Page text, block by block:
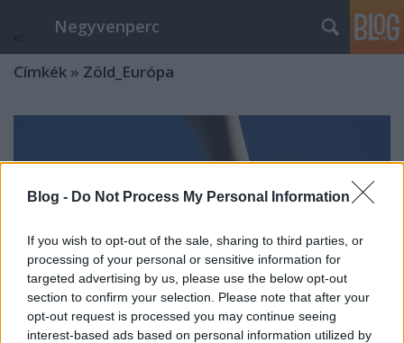
Blog - Do Not Process My Personal Information
If you wish to opt-out of the sale, sharing to third parties, or
processing of your personal or sensitive information for
targeted advertising by us, please use the below opt-out
section to confirm your selection. Please note that after your
opt-out request is processed you may continue seeing
interest-based ads based on personal information utilized by
Negyvenperc
Címkék » Zöld_Európa